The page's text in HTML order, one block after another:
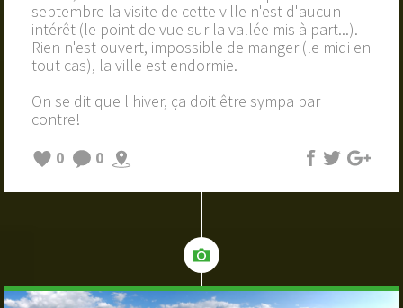
septembre la visite de cette ville n'est d'aucun
intérêt (le point de vue sur la vallée mis à part...).
Rien n'est ouvert, impossible de manger (le midi en
tout cas), la ville est endormie.
On se dit que l'hiver, ça doit être sympa par
contre!
0
0